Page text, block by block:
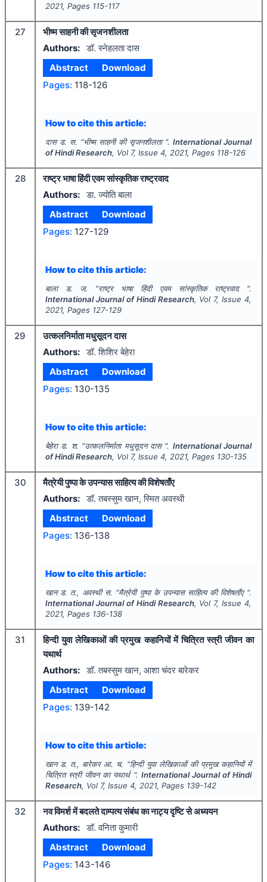
2021, Pages 115-117
27
भीष्म साहनी की सृजनशीलता
Authors: डॉ. स्नेहलता दास
Abstract
Download
Pages: 118-126
How to cite this article:
दास ड. स. "भीष्म साहनी की सृजनशीलता ".International Journal
of Hindi Research, Vol 7, Issue 4, 2021, Pages 118-126
28
राष्ट्र भाषा हिंदी एवम सांस्कृतिक राष्ट्रवाद
Authors: डा. ज्योति बाला
Abstract
Download
Pages: 127-129
How to cite this article:
बाला ड. ज. "राष्ट्र भाषा हिंदी एवम सांस्कृतिक राष्ट्रवाद ".
International Journal of Hindi Research, Vol 7, Issue4,
2021, Pages 127-129
29
उत्कलनिर्माता मधुसूदन दास
Authors: डॉ. शिशिर बेहेरा
Abstract
Download
Pages: 130-135
How to cite this article:
बेहेरा ड. श. "उत्कलनिर्माता मधुसूदन दास ". International Journal
of Hindi Research, Vol 7, Issue 4, 2021, Pages 130-135
30
मैत्रेयी पुष्पा के उपन्यास साहित्य की विशेषताँए
Authors: डॉ. तबस्सुम खान, स्मित अवस्थी
Abstract
Download
Pages: 136-138
How to cite this article:
खान ड. त., अवस्थी स. "मैत्रेयी पुष्पा के उपन्यास साहित्य की विशेषताँए ".
International Journal of Hindi Research, Vol 7, Issue4,
2021, Pages 136-138
31
हिन्दी युवा लेखिकाओं की प्रमुख कहानियों में चित्रित स्त्री जीवन का
यथार्थ
Authors: डॉ. तबस्सुम खान, आशा चंदर बारेकर
Abstract
Download
Pages: 139-142
How to cite this article:
खान ड. त., बारेकर आ. च. "हिन्दी युवा लेखिकाओं की प्रमुख कहानियों में
चित्रित स्त्री जीवन का यथार्थ ". International Journal of Hindi
Research, Vol 7, Issue 4, 2021, Pages 139-142
32
नव विमर्श में बदलते दाम्पत्य संबंध का नाट्य दृष्टि से अध्ययन
Authors: डॉ. वनिता कुमारी
Abstract
Download
Pages: 143-146